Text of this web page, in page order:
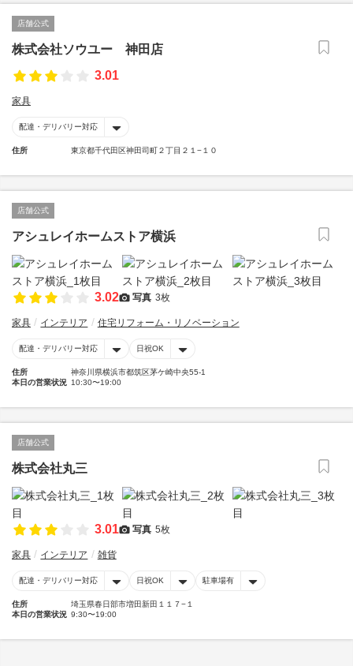
店舗公式
株式会社ソウユー 神田店
3.01
家具
配達・デリバリー対応
住所 東京都千代田区神田司町２丁目２１−１０
店舗公式
アシュレイホームストア横浜
3.02 写真 3枚
家具 インテリア 住宅リフォーム・リノベーション
配達・デリバリー対応 日祝OK
住所
神奈川県横浜市都筑区茅ケ崎中央55-1
本日の営業状況 10:30〜19:00
店舗公式
株式会社丸三
3.01 写真 5枚
家具 インテリア 雑貨
配達・デリバリー対応 日祝OK 駐車場有
住所
埼玉県春日部市増田新田１１７−１
本日の営業状況 9:30〜19:00